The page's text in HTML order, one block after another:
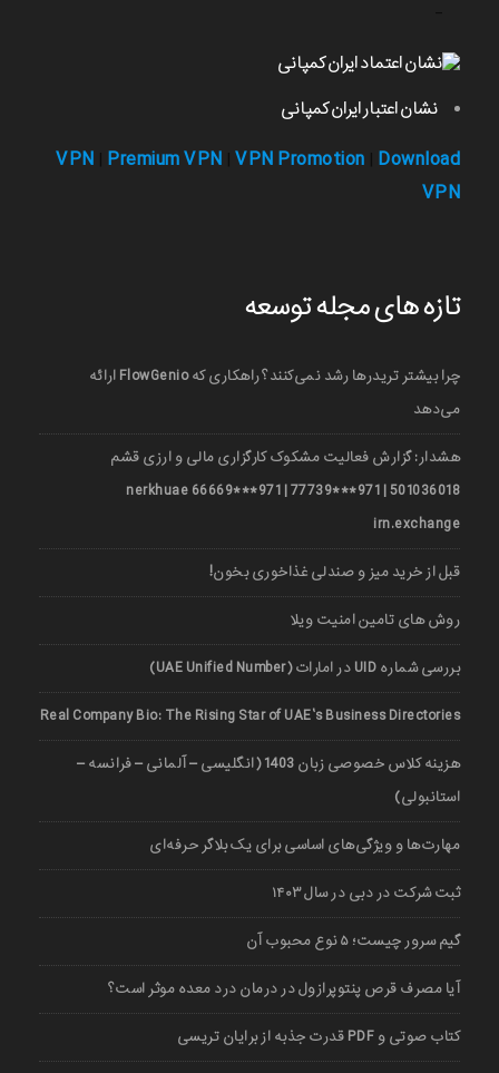
نشان اعتبار ایران کمپانی
VPN Premium VPN VPN Promotion Download
VPN
تازه های مجله توسعه
چرا بیشتر تریدرها رشد نمی‌کنند؟ راهکاری که FlowGenio ارائه
می‌دهد
هشدار: گزارش فعالیت مشکوک کارگزاری مالی و ارزی قشم
501036018 | 971***77739 | 971***66669 nerkhuae
irn.exchange
قبل از خرید میز و صندلی غذاخوری بخون!
روش های تامین امنیت ویلا
بررسی شماره UID در امارات (UAE Unified Number)
Real Company Bio: The Rising Star of UAE’s Business Directories
هزینه کلاس خصوصی زبان 1403 (انگلیسی – آلمانی – فرانسه –
استانبولی)
مهارت‌ها و ویژگی‌های اساسی برای یک بلاگر حرفه‌ای
ثبت شرکت در دبی در سال ۱۴۰۳
گیم سرور چیست؛ ۵ نوع محبوب آن
آیا مصرف قرص پنتوپرازول در درمان درد معده موثر است؟
کتاب صوتی و PDF قدرت جذبه از برایان تریسی